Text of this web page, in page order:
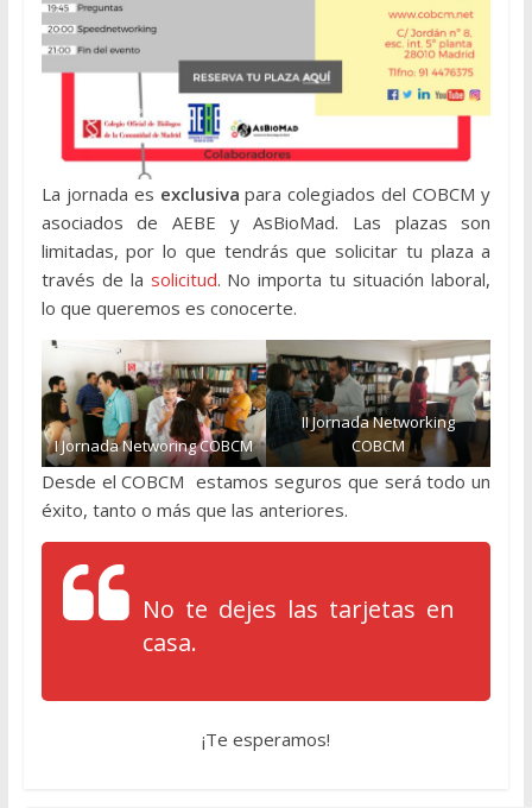
La jornada es exclusiva para colegiados del COBCM y
asociados de AEBE y AsBioMad. Las plazas son
limitadas, por lo que tendrás que solicitar tu plaza a
través de la solicitud. No importa tu situación laboral,
lo que queremos es conocerte.
I Jornada Networing COBCM
II Jornada Networking
COBCM
Desde el COBCM estamos seguros que será todo un
éxito, tanto o más que las anteriores.
No te dejes las tarjetas en
casa.
¡Te esperamos!